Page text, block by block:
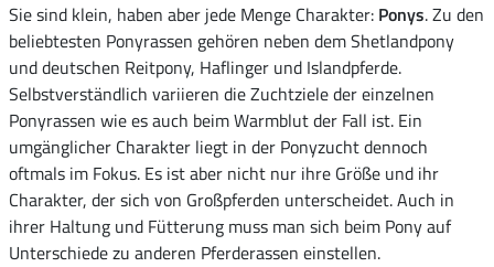
Sie sind klein, haben aber jede Menge Charakter: Ponys. Zu den
beliebtesten Ponyrassen gehören neben dem Shetlandpony
und deutschen Reitpony, Haflinger und Islandpferde.
Selbstverständlich variieren die Zuchtziele der einzelnen
Ponyrassen wie es auch beim Warmblut der Fall ist. Ein
umgänglicher Charakter liegt in der Ponyzucht dennoch
oftmals im Fokus. Es ist aber nicht nur ihre Größe und ihr
Charakter, der sich von Großpferden unterscheidet. Auch in
ihrer Haltung und Fütterung muss man sich beim Pony auf
Unterschiede zu anderen Pferderassen einstellen.